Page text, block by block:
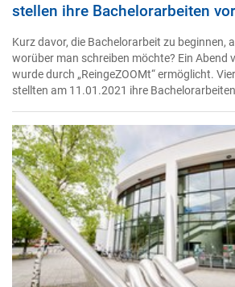
stellen ihre Bachelorarbeiten vor
Kurz davor, die Bachelorarbeit zu beginnen,
worüber man schreiben möchte? Ein Abend
wurde durch „ReingeZOOMt“ ermöglicht.
stellten am 11.01.2021 ihre